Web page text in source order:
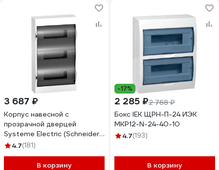
3 687 ₽
Корпус навесной с
прозрачной дверцей
Systeme Electric (Schneider
Electric) City9 Box
MIP12312S) EZ9E312S2SRU
4.7(181)
В корзину
-17%
2 285 ₽2 768 ₽
Бокс IEK ЩРН-П-24 ИЭК
MKP12-N-24-40-10
4.7(193)
В корзину